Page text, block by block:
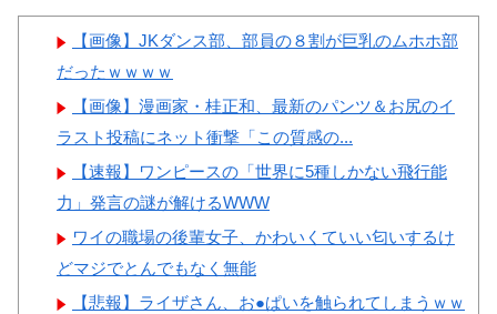
本の対応のスピードに世界が衝
【画像】顔100点、体30点の
女ｗｗｗ
Powered by livedoor 相互RSS
ら…」→「快適そうでめちゃく
韓国の反応
韓国人「韓国に10年間の出場
権剥奪や過去ワールドカップ、
オリンピック予選の記録削除を
要求するFIFA公式制裁を海外メ
韓国人「韓国人の日本への好
【画像】JKダンス部、部員の８割が巨乳のムホホ部
だったｗｗｗｗ
【画像】漫画家・桂正和、最新のパンツ＆お尻のイ
ラスト投稿にネット衝撃「この質感の...
【速報】ワンピースの「世界に5種しかない飛行能
力」発言の謎が解けるWWW
ワイの職場の後輩女子、かわいくていい匂いするけ
どマジでとんでもなく無能
【悲報】ライザさん、お●ぱいを触られてしまうｗｗ